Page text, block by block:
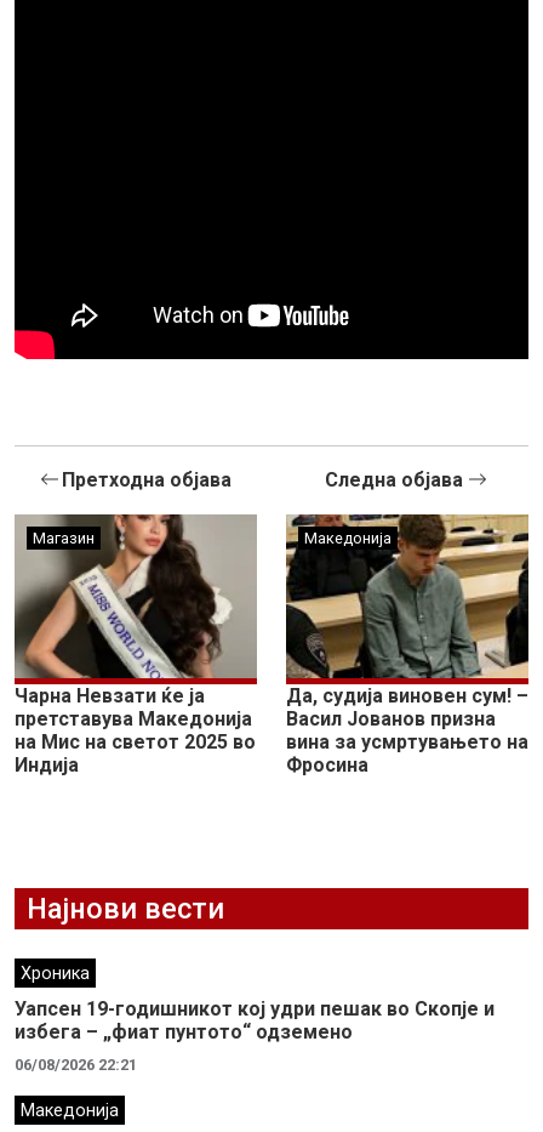
Претходна објава
Магазин
Чарна Невзати ќе ја
претставува Македонија
на Мис на светот 2025 во
Индија
Следна објава
Македонија
Да, судија виновен сум! –
Васил Јованов призна
вина за усмртувањето на
Фросина
Најнови вести
Хроника
Уапсен 19-годишникот кој удри пешак во Скопје и
избега – „фиат пунтото“ одземено
06/08/2026 22:21
Македонија